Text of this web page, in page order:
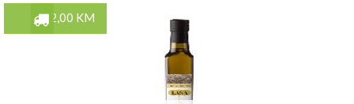
12,00 KM